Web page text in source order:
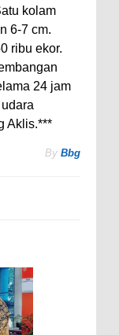
kolam
6-7 cm.
ribu ekor.
24 jam
Aklis.***
By Bbg